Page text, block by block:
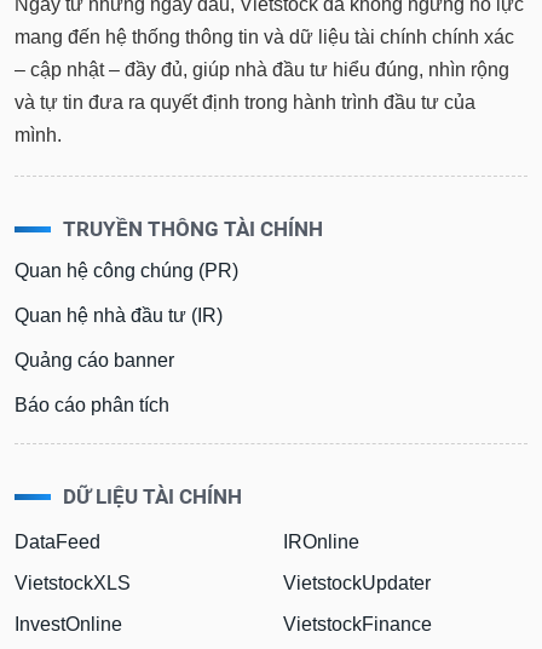
mang đến hệ thống thông tin và dữ liệu tài chính chính xác
– cập nhật – đầy đủ, giúp nhà đầu tư hiểu đúng, nhìn rộng
và tự tin đưa ra quyết định trong hành trình đầu tư của
mình.
TRUYỀN THÔNG TÀI CHÍNH
Quan hệ công chúng (PR)
Quan hệ nhà đầu tư (IR)
Quảng cáo banner
Báo cáo phân tích
DỮ LIỆU TÀI CHÍNH
DataFeed
VietstockXLS
InvestOnline
IROnline
VietstockUpdater
VietstockFinance